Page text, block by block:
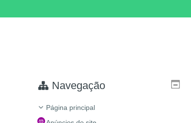
Navegação
Página principal